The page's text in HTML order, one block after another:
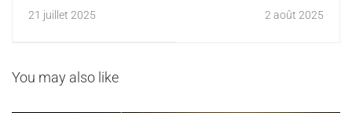
brillante réussite au
21 juillet 2025
écouter… et à rêver !
2 août 2025
You may also like